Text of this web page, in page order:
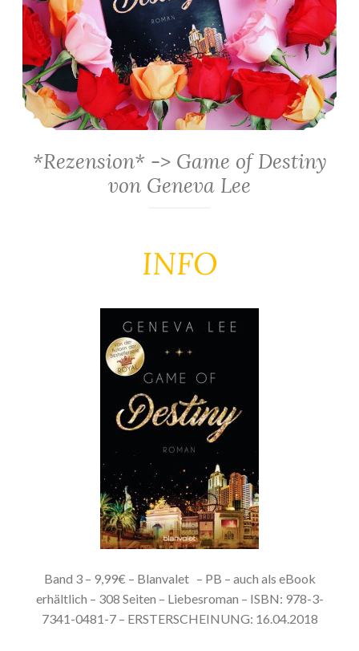
*Rezension* -> Game of Destiny
von Geneva Lee
INFO
Band 3 – 9,99€ – Blanvalet – PB – auch als eBook
erhältlich – 308 Seiten – Liebesroman – ISBN: 978-3-
7341-0481-7 – ERSTERSCHEINUNG: 16.04.2018